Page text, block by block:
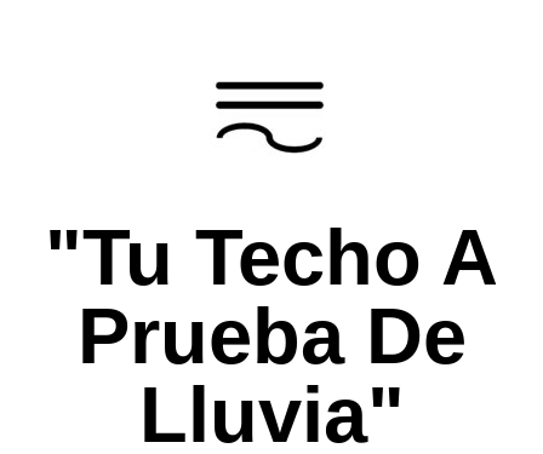
"Tu Techo A
Prueba De
Lluvia"